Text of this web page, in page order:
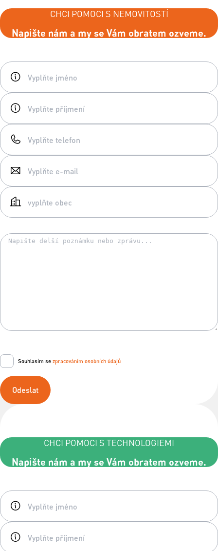
CHCI POMOCI S NEMOVITOSTÍ
Napište nám a my se Vám obratem ozveme.
Souhlasím se zpracováním osobních údajů
Odeslat
CHCI POMOCI S TECHNOLOGIEMI
Napište nám a my se Vám obratem ozveme.